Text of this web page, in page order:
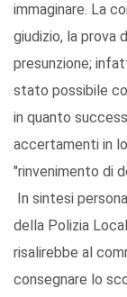
immaginare. La
giudizio, la prova
presunzione;
stato possibile
in quanto
accertamenti in
"rinvenimento di
In sintesi
della Polizia
risalirebbe al
consegnare lo